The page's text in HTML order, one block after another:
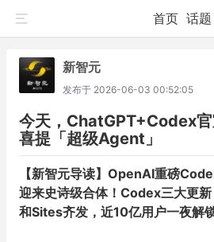
首页 话题
新智元
发布于 2026-06-03 00:52:05
今天，ChatGPT+Codex
喜提「超级Agent」
【新智元导读】OpenAI重磅
迎来史诗级合体！Codex三大更
和Sites齐发，近10亿用户一夜解